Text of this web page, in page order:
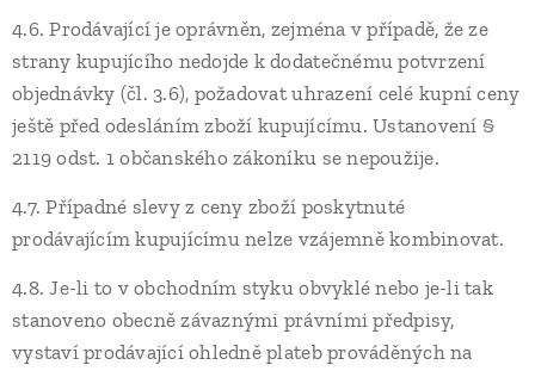
4.6. Prodávající je oprávněn, zejména v případě, že ze
strany kupujícího nedojde k dodatečnému potvrzení
objednávky (čl. 3.6), požadovat uhrazení celé kupní ceny
ještě před odesláním zboží kupujícímu. Ustanovení §
2119 odst. 1 občanského zákoníku se nepoužije.
4.7. Případné slevy z ceny zboží poskytnuté
prodávajícím kupujícímu nelze vzájemně kombinovat.
4.8. Je-li to v obchodním styku obvyklé nebo je-li tak
stanoveno obecně závaznými právními předpisy,
vystaví prodávající ohledně plateb prováděných na